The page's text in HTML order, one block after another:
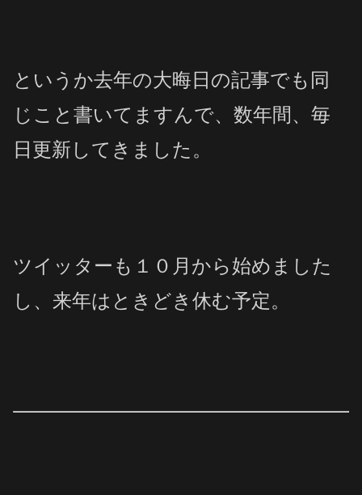
というか去年の大晦日の記事でも同
じこと書いてますんで、数年間、毎
日更新してきました。
ツイッターも１０月から始めました
し、来年はときどき休む予定。